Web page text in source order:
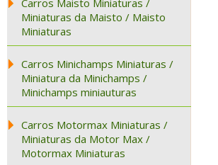
Carros Maisto Miniaturas /
Miniaturas da Maisto / Maisto
Miniaturas
Carros Minichamps Miniaturas /
Miniatura da Minichamps /
Minichamps miniauturas
Carros Motormax Miniaturas /
Miniaturas da Motor Max /
Motormax Miniaturas